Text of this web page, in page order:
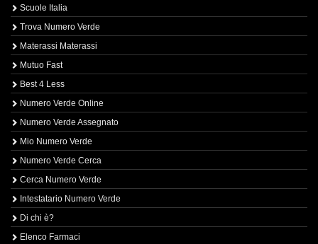
Scuole Italia
Trova Numero Verde
Materassi Materassi
Mutuo Fast
Best 4 Less
Numero Verde Online
Numero Verde Assegnato
Mio Numero Verde
Numero Verde Cerca
Cerca Numero Verde
Intestatario Numero Verde
Di chi è?
Elenco Farmaci